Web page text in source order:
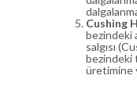
Cushing
bezindeki
salgısı
bezindeki
üretimine